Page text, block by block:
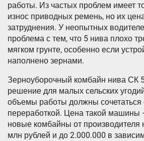
работы. Из частых проблем имеет
износ приводных ремень, но их
затруднения. У неопытных
проблема с тем, что 5 нива плохо
мягком грунте, особенно если
наполнено зернами.
Зерноуборочный комбайн нива СК
решение для малых сельских
объемы работы должны сочетаться
переработкой. Цена такой машины
новые комбайны от производителя
млн рублей и до 2.000.000 в